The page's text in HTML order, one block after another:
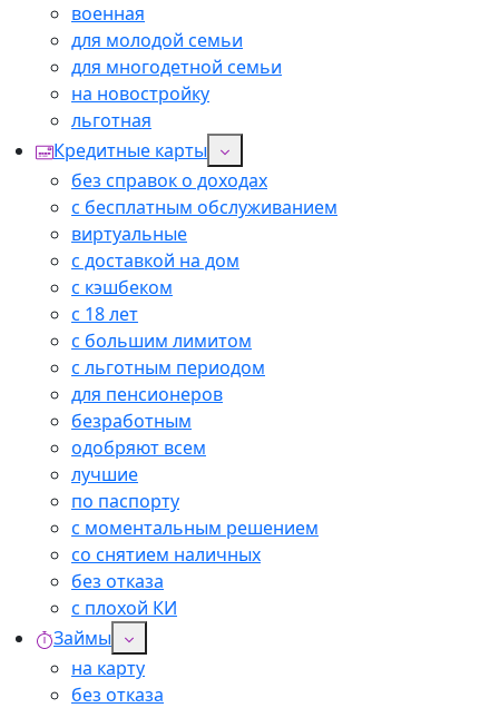
военная
для молодой семьи
для многодетной семьи
на новостройку
льготная
Кредитные карты
без справок о доходах
с бесплатным обслуживанием
виртуальные
с доставкой на дом
с кэшбеком
с 18 лет
с большим лимитом
с льготным периодом
для пенсионеров
безработным
одобряют всем
лучшие
по паспорту
с моментальным решением
со снятием наличных
без отказа
с плохой КИ
Займы
на карту
без отказа